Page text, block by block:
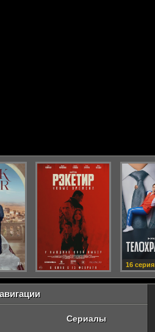
Сериалы
16 серия